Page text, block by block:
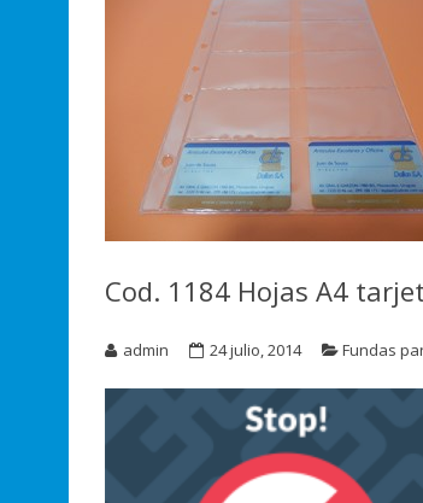
Cod. 1184 Hojas A4
admin 24 julio, 2014 Fundas